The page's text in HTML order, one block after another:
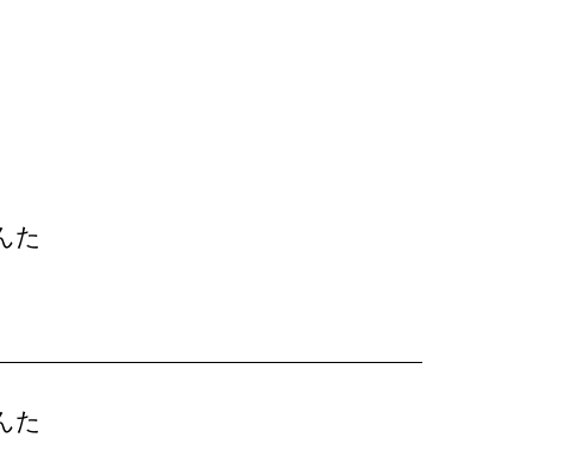
た
た